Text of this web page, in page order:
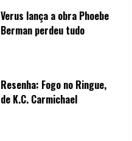
Verus lança a obra Phoebe
Berman perdeu tudo
Resenha: Fogo no Ringue,
de K.C. Carmichael